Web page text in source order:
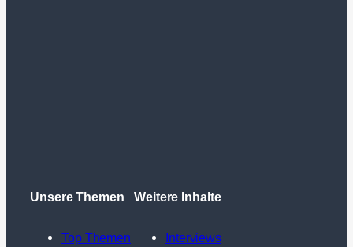
Unsere Themen
Top Themen
Weitere Inhalte
Interviews